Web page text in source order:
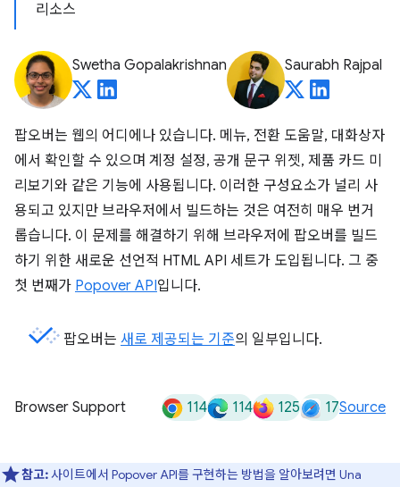
리소스
Swetha Gopalakrishnan Saurabh Rajpal
팝오버는 웹의 어디에나 있습니다. 메뉴, 전환 도움말, 대화상자
에서 확인할 수 있으며 계정 설정, 공개 문구 위젯, 제품 카드 미
리보기와 같은 기능에 사용됩니다. 이러한 구성요소가 널리 사
용되고 있지만 브라우저에서 빌드하는 것은 여전히 매우 번거
롭습니다. 이 문제를 해결하기 위해 브라우저에 팝오버를 빌드
하기 위한 새로운 선언적 HTML API 세트가 도입됩니다. 그 중
첫 번째가 Popover API입니다.
팝오버는 새로 제공되는 기준의 일부입니다.
Browser Support 114 114 125 17Source
참고: 사이트에서 Popover API를 구현하는 방법을 알아보려면 Una